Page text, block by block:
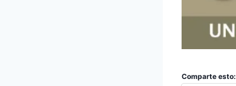
Comparte esto: